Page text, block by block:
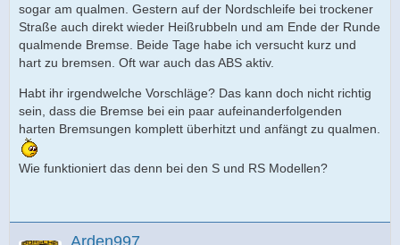
sogar am qualmen. Gestern auf der Nordschleife bei trockener
Straße auch direkt wieder Heißrubbeln und am Ende der Runde
qualmende Bremse. Beide Tage habe ich versucht kurz und
hart zu bremsen. Oft war auch das ABS aktiv.
Habt ihr irgendwelche Vorschläge? Das kann doch nicht richtig
sein, dass die Bremse bei ein paar aufeinanderfolgenden
harten Bremsungen komplett überhitzt und anfängt zu qualmen.
Wie funktioniert das denn bei den S und RS Modellen?